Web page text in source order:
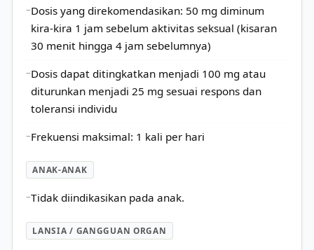
Dosis yang direkomendasikan: 50 mg diminum
kira-kira 1 jam sebelum aktivitas seksual (kisaran
30 menit hingga 4 jam sebelumnya)
Dosis dapat ditingkatkan menjadi 100 mg atau
diturunkan menjadi 25 mg sesuai respons dan
toleransi individu
Frekuensi maksimal: 1 kali per hari
ANAK-ANAK
Tidak diindikasikan pada anak.
LANSIA / GANGGUAN ORGAN